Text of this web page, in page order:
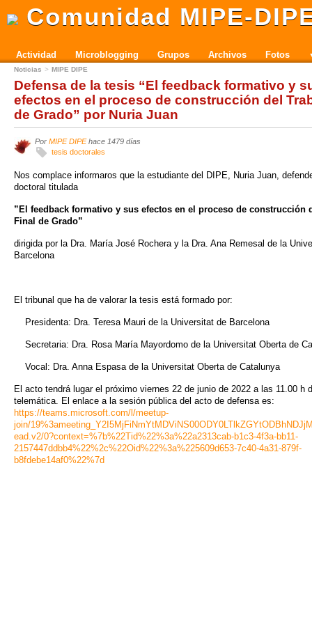
Comunidad MIPE-
Actividad Microblogging Grupos Archivos Fotos
Noticias MIPE DIPE
Defensa de la tesis “El feedback formativo y
efectos en el proceso de construcción del
de Grado” por Nuria Juan
Por MIPE DIPE hace 1479 días
tesis doctorales
Nos complace informaros que la estudiante del DIPE, Nuria Juan,
doctoral titulada
”El feedback formativo y sus efectos en el proceso de construcción
Final de Grado”
dirigida por la Dra. María José Rochera y la Dra. Ana Remesal de la
Barcelona
El tribunal que ha de valorar la tesis está formado por:
Presidenta: Dra. Teresa Mauri de la Universitat de Barcelona
Secretaria: Dra. Rosa María Mayordomo de la Universitat Oberta de
Vocal: Dra. Anna Espasa de la Universitat Oberta de Catalunya
El acto tendrá lugar el próximo viernes 22 de junio de 2022 a las 11.00 h
telemática. El enlace a la sesión pública del acto de defensa es:
https://teams.microsoft.com/l/meetup-
join/
ead.v2/0?context=%7b%22Tid%22%3a%22a2313cab-b1c3-4f3a-bb11-
2157447ddbb4%22%2c%22Oid%22%3a%225609d653-7c40-4a31-879f-
b8fdebe14af0%22%7d